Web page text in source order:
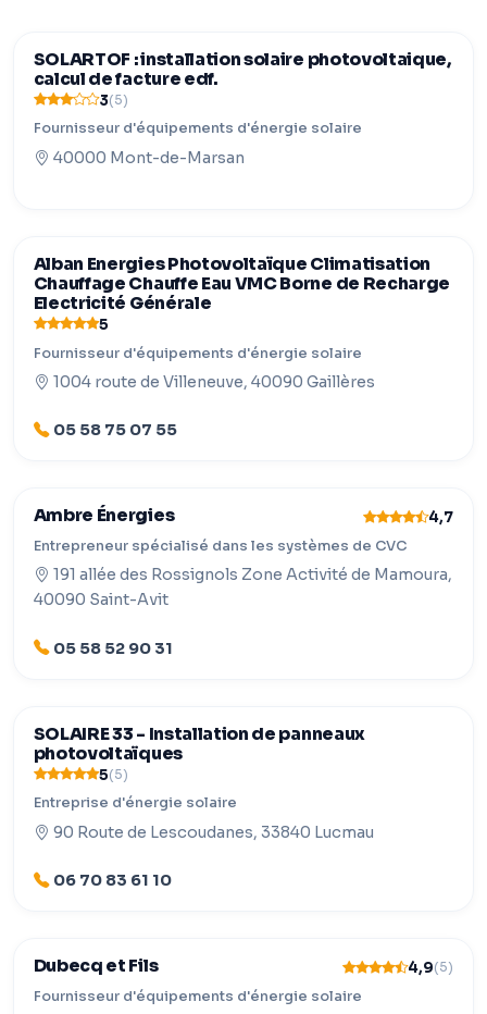
SOLARTOF : installation solaire photovoltaique,
calcul de facture edf.
3(5)
Fournisseur d'équipements d'énergie solaire
40000 Mont-de-Marsan
Alban Energies Photovoltaïque Climatisation
Chauffage Chauffe Eau VMC Borne de Recharge
Electricité Générale
5
Fournisseur d'équipements d'énergie solaire
1004 route de Villeneuve, 40090 Gaillères
05 58 75 07 55
Ambre Énergies 4,7
Entrepreneur spécialisé dans les systèmes de CVC
191 allée des Rossignols Zone Activité de Mamoura,
40090 Saint-Avit
05 58 52 90 31
SOLAIRE 33 - Installation de panneaux
photovoltaïques
5(5)
Entreprise d'énergie solaire
90 Route de Lescoudanes, 33840 Lucmau
06 70 83 61 10
Dubecq et Fils 4,9(5)
Fournisseur d'équipements d'énergie solaire